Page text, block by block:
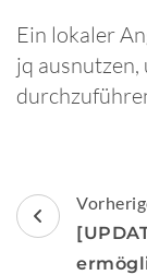
Ein lokaler
jq